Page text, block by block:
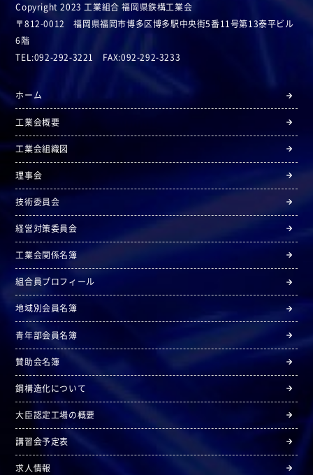
Copyright 2023 工業組合 福岡県鉄構工業会
〒812-0012 福岡県福岡市博多区博多駅中央街5番11号第13泰平ビル
6階
TEL:092-292-3221 FAX:092-292-3233
ホーム
工業会概要
工業会組織図
理事会
技術委員会
経営対策委員会
工業会関係名簿
組合員プロフィール
地域別会員名簿
青年部会員名簿
賛助会名簿
鋼構造化について
大臣認定工場の概要
講習会予定表
求人情報